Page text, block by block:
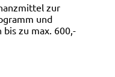
zur
und
zu max. 600,-